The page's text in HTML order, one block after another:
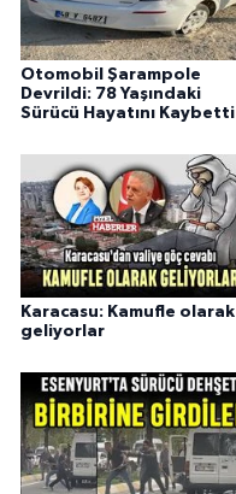
Otomobil Şarampole
Devrildi: 78 Yaşındaki
Sürücü Hayatını Kaybetti
Karacasu: Kamufle olarak
geliyorlar